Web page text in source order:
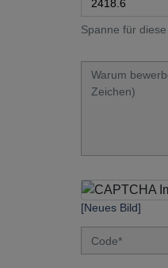
Spanne für
[Neues Bild]